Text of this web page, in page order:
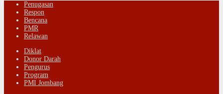
Penugasan
Respon
Bencana
PMR
Relawan
Diklat
Donor Darah
Pengurus
Program
PMI Jombang